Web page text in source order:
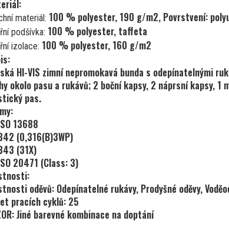
materiál: 100 % polyester, 190 g/m2, Povrstvení:
podšívka: 100 % polyester, taffeta
izolace: 100 % polyester, 160 g/m2
HI-VIS zimní nepromokavá bunda s odepínatelnými
okolo pasu a rukávů; 2 boční kapsy, 2 náprsní kapsy,
pas.
13688
(0,316(B)3WP)
(31X)
20471 (Class: 3)
oděvů: Odepínatelné rukávy, Prodyšné oděvy,
pracích cyklů: 25
Jiné barevné kombinace na doptání